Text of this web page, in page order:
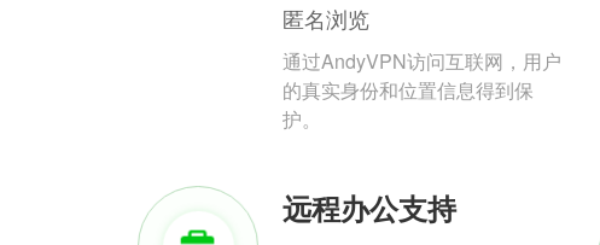
匿名浏览
通过AndyVPN访问互联网，用户
的真实身份和位置信息得到保
护。
远程办公支持